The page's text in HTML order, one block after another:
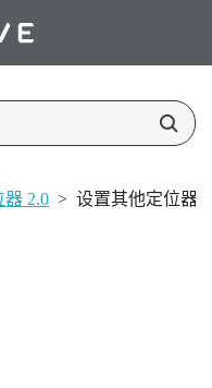
器 2.0 > 设置其他定位器